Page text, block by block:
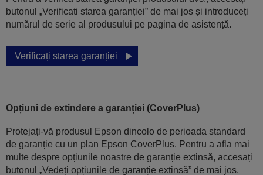
butonul „Verificati starea garanției” de mai jos și introduceți
numărul de serie al produsului pe pagina de asistență.
Verificați starea garanției
Opțiuni de extindere a garanției (CoverPlus)
Protejați-vă produsul Epson dincolo de perioada standard
de garanție cu un plan Epson CoverPlus. Pentru a afla mai
multe despre opțiunile noastre de garanție extinsă, accesați
butonul „Vedeți opțiunile de garanție extinsă” de mai jos.